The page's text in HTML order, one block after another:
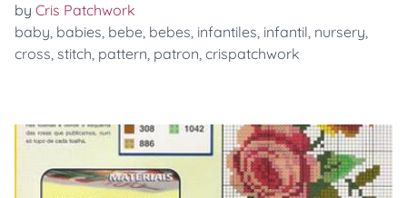
by Cris Patchwork
baby, babies, bebe, bebes, infantiles, infantil, nursery,
cross, stitch, pattern, patron, crispatchwork